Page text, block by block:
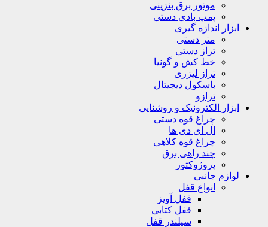
موتور برق بنزینی
پمپ بادی دستی
ابزار اندازه گیری
متر دستی
تراز دستی
خط کش و گونیا
تراز لیزری
باسکول دیجیتال
ترازو
ابزار الکترونیک و روشنایی
چراغ قوه دستی
ال ای دی ها
چراغ قوه کلاهی
چند راهی برق
پروژوکتور
لوازم جانبی
انواع قفل
قفل آویز
قفل کتابی
سیلندر قفل